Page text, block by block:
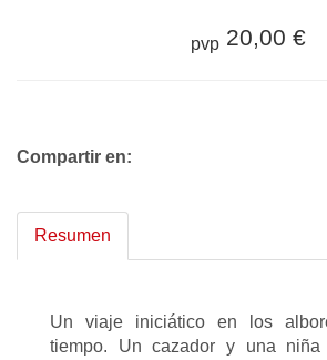
pvp 20,00 €
Compartir en:
Resumen
Un viaje iniciático en los
tiempo. Un cazador y una